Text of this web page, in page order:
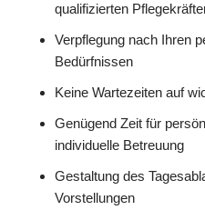
qualifizierten
Verpflegung nach Ihren
Bedürfnissen
Keine Wartezeiten auf
Genügend Zeit für
individuelle Betreuung
Gestaltung des
Vorstellungen